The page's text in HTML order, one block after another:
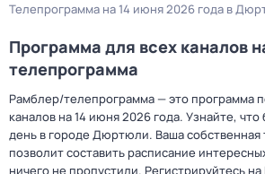
Телепрограмма на 14 июня 2026 года в
Программа для всех каналов
телепрограмма
Рамблер/телепрограмма — это программа
каналов на 14 июня 2026 года. Узнайте, что
день в городе Дюртюли. Ваша собственная
позволит составить расписание
ничего не пропустили. Регистрируйтесь